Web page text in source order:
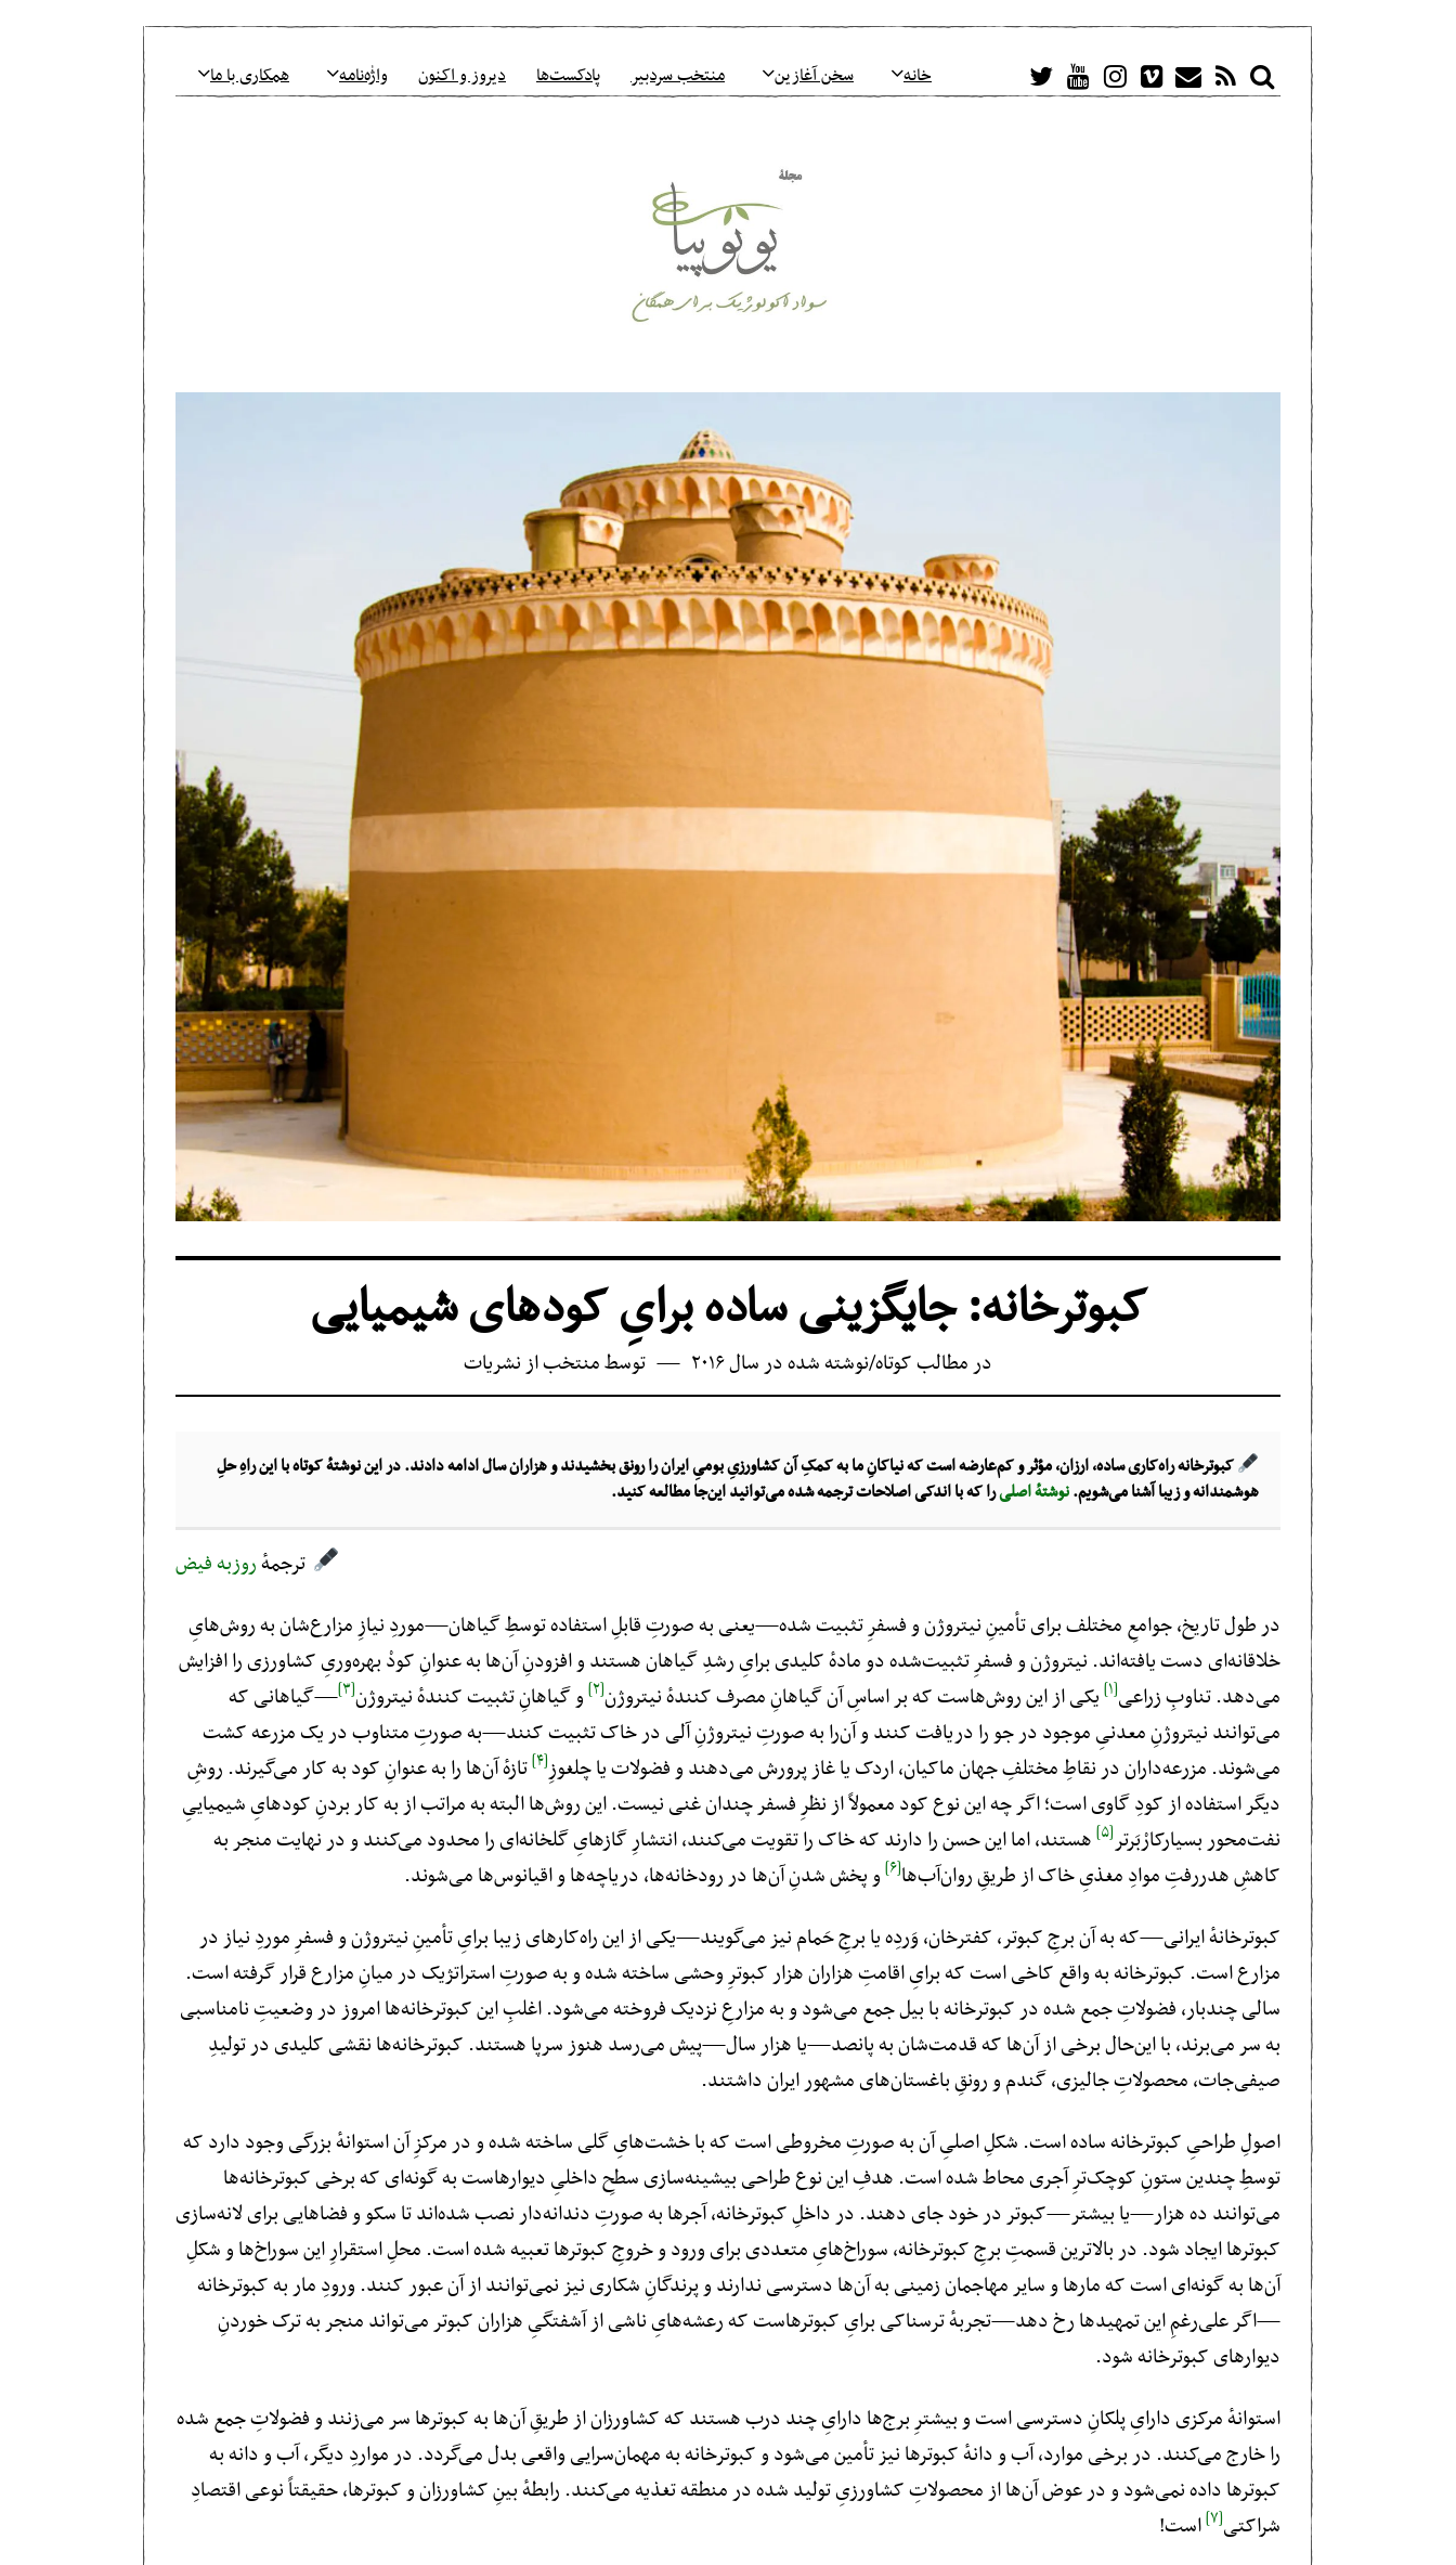
همکاری با ما واژٰه‌نامه دیروز و اکنون پادکست‌ها منتخب سردبیر سخن آغازین خانه
کبوترخانه: جایگزینی ساده برایِ کودهای شیمیایی
درمطالب کوتاه/نوشته شده در سال ۲۰۱۶ توسطمنتخب از نشریات
کبوترخانه‌ راه‌کاری ساده‌، ارزان، مؤثر و کم‌عارضه است که نیاکانِ ما به کمکِ آن کشاورزیِ بومیِ ایران را رونق بخشیدند و هزاران سال ادامه دادند. در این نوشتهٔ کوتاه با این راهِ حلِ
هوشمندانه و زیبا آشنا می‌شویم.نوشتهٔ اصلیرا که با اندکی اصلاحات ترجمه شده می‌توانید این‌جا مطالعه کنید.
ترجمهٔروزبه فیض
در طول تاریخ، جوامعِ مختلف برای تأمینِ نیتروژن و فسفرِ تثبیت شده—یعنی به صورتِ قابلِ استفاده توسطِ گیاهان—موردِ نیازِ مزارع‌شان به روش‌هایِ
خلاقانه‌ای دست یافته‌اند. نیتروژن و فسفرِ تثبیت‌شده دو مادهٔ کلیدی برایِ رشدِ گیاهان هستند و افزودنِ آن‌ها به عنوانِ کودْ بهره‌وریِ کشاورزی را افزایش
می‌دهد. تناوبِ زراعی[۱] ‌ یکی از این روش‌هاست که بر اساسِ آن گیاهانِ مصرف کنندهٔ نیتروژن[۲] و گیاهانِ تثبیت کنندهٔ نیتروژن[۳]—گیاهانی که
می‌توانند نیتروژنِ معدنیِ‌ موجود در جو را دریافت کنند و آن‌را به صورتِ نیتروژنِ آلی در خاک تثبیت کنند—به صورتِ متناوب در یک مزرعه کشت
می‌شوند. مزرعه‌داران در نقاطِ مختلفِ جهان ماکیان، اردک یا غاز پرورش می‌دهند و فضولات یا چلغوزِ[۴]تازهٔ آن‌ها را به عنوانِ کود به کار می‌گیرند. روشِ
دیگر استفاده از کودِ گاوی است؛ اگر چه این نوع کود معمولاً از نظرِ فسفر چندان غنی نیست. این روش‌ها البته به مراتب از به کار بردنِ کودهایِ شیمیاییِ
نفت‌محور بسیارکارْبَرتر[۵] هستند، اما این حسن را دارند که خاک را تقویت می‌کنند، انتشارِ گازهایِ گلخانه‌ای را محدود می‌کنند و در نهایت منجر به
کاهشِ هدررفتِ موادِ مغذیِ خاک از طریقِ روان‌آب‌ها[۶] و پخش شدنِ آن‌ها در رودخانه‌ها، دریاچه‌ها و اقیانوس‌ها می‌شوند.
کبوترخانه‌ٔ ایرانی—که به آن برج‌‌ِ کبوتر، کفترخان، وَردِه یا برجِ حَمام نیز می‌گویند—یکی از این راه‌کارهای زیبا برایِ تأمینِ نیتروژن و فسفرِ موردِ نیاز در
مزارع است. کبوترخانه به واقع کاخی است که برایِ اقامتِ هزاران هزار کبوترِ وحشی ساخته شده و به صورتِ استراتژیک در میانِ مزارع قرار گرفته است.
سالی چندبار، فضولاتِ جمع شده در کبوترخانه با بیل جمع می‌شود و به مزارعِ نزدیک فروخته می‌شود. اغلبِ این کبوترخانه‌ها امروز در وضعیتِ نامناسبی
به سر می‌برند، با این‌حال برخی از آن‌ها که قدمت‌شان به پانصد—یا هزار سال—پیش می‌رسد هنوز سرپا هستند. کبوترخانه‌ها نقشی کلیدی در تولیدِ
صیفی‌جات، محصولاتِ جالیزی، گندم‌ و رونقِ باغستان‌های مشهور ایران داشتند.
اصولِ طراحیِ کبوترخانه ساده است. شکلِ اصلیِ آن به صورتِ مخروطی است که با خشت‌هایِ گلی ساخته شده و در مرکزِ آن استوانهٔ بزرگی وجود دارد که
توسطِ چندین ستونِ کوچک‌ترِ آجری محاط شده است. هدفِ این نوع طراحی بیشینه‌سازی سطحِ داخلیِ دیوارهاست به گونه‌ای که برخی کبوترخانه‌ها
می‌توانند ده هزار—یا بیشتر—کبوتر در خود جای دهند. در داخلِ کبوترخانه، آجرها به صورتِ دندانه‌دار نصب ‌شده‌اند تا سکو و فضاهایی برای لانه‌سازی
کبوترها ایجاد شود. در بالاترین قسمتِ برجِ کبوترخانه، سوراخ‌هایِ متعددی برای ورود و خروجِ کبوترها تعبیه شده است. محلِ استقرارِ این سوراخ‌ها و شکلِ
آن‌ها به گونه‌ای است که مارها و سایر مهاجمان زمینی به آن‌ها دسترسی ندارند و پرندگانِ شکاری نیز نمی‌توانند از آن عبور کنند. ورودِ مار به کبوترخانه
—اگر علی‌رغمِ این تمهیدها رخ دهد—تجربهٔ ترسناکی برایِ کبوترهاست که رعشه‌هایِ ناشی از آشفتگیِ هزاران کبوتر می‌تواند منجر به ترک خوردنِ
دیوارهای کبوترخانه شود.
استوانهٔ مرکزی دارایِ پلکانِ دسترسی است و بیشترِ برج‌ها دارایِ چند درب هستند که کشاورزان از طریقِ آن‌ها به کبوترها سر می‌زنند و فضولاتِ جمع شده
را خارج می‌کنند. در برخی موارد، آب و دانهٔ کبوترها نیز تأمین می‌شود و کبوترخانه به مهمان‌سرایی واقعی بدل می‌گردد. در مواردِ دیگر، آب و دانه به
کبوترها داده نمی‌شود و در عوض آن‌ها از محصولاتِ کشاورزیِ تولید شده در منطقه تغذیه می‌کنند. رابطهٔ بینِ کشاورزان و کبوترها، حقیقتاً نوعی اقتصادِ
شراکتی[۷]است!